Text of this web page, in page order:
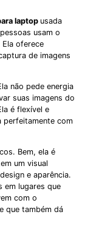
laptop usada
usam o
oferece
de imagens
não pede energia
suas imagens do
é flexível e
com
Bem, ela é
um visual
e aparência.
em lugares que
com o
que também dá